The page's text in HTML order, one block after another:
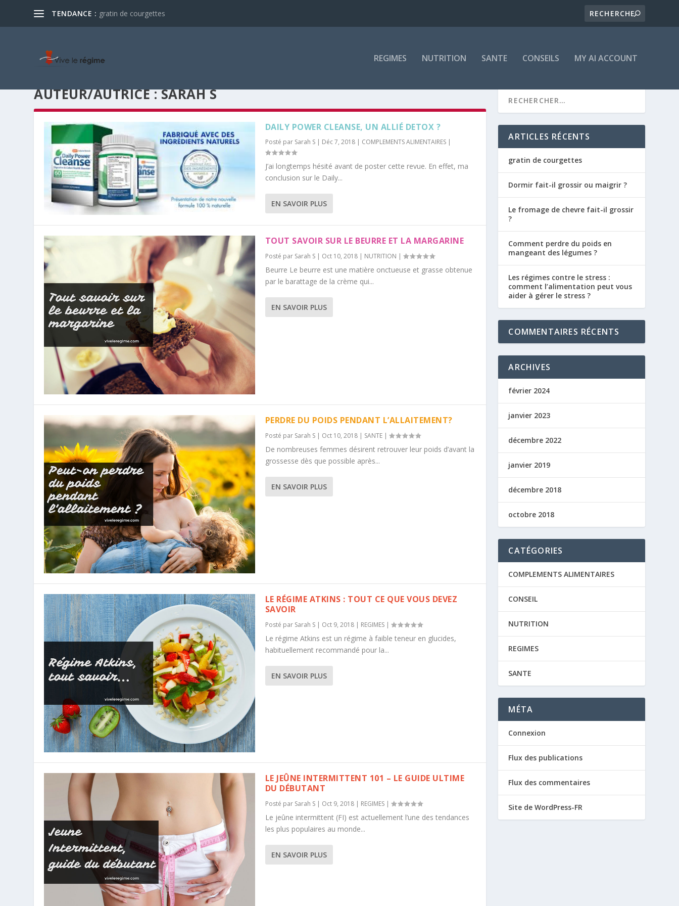
TENDANCE : gratin de courgettes
REGIMES NUTRITION SANTE CONSEILS MY AI ACCOUNT
AUTEUR/AUTRICE :SARAH S
DAILY POWER CLEANSE, UN ALLIÉ DETOX ?
Posté par Sarah S| Déc 7, 2018| COMPLEMENTS ALIMENTAIRES|
J’ai longtemps hésité avant de poster cette revue. En effet, ma
conclusion sur le Daily...
EN SAVOIR PLUS
TOUT SAVOIR SUR LE BEURRE ET LA MARGARINE
Posté par Sarah S| Oct 10, 2018| NUTRITION |
Beurre Le beurre est une matière onctueuse et grasse obtenue
par le barattage de la crème qui...
EN SAVOIR PLUS
PERDRE DU POIDS PENDANT L’ALLAITEMENT?
Posté par Sarah S| Oct 10, 2018| SANTE|
De nombreuses femmes désirent retrouver leur poids d’avant la
grossesse dès que possible après...
EN SAVOIR PLUS
LE RÉGIME ATKINS : TOUT CE QUE VOUS DEVEZ
SAVOIR
Posté par Sarah S| Oct 9, 2018| REGIMES|
Le régime Atkins est un régime à faible teneur en glucides,
habituellement recommandé pour la...
EN SAVOIR PLUS
LE JEÛNE INTERMITTENT 101 – LE GUIDE ULTIME
DU DÉBUTANT
Posté par Sarah S| Oct 9, 2018| REGIMES|
Le jeûne intermittent (FI) est actuellement l’une des tendances
les plus populaires au monde...
EN SAVOIR PLUS
ARTICLES RÉCENTS
gratin de courgettes
Dormir fait-il grossir ou maigrir ?
Le fromage de chevre fait-il grossir
?
Comment perdre du poids en
mangeant des légumes ?
Les régimes contre le stress :
comment l’alimentation peut vous
aider à gérer le stress ?
COMMENTAIRES RÉCENTS
ARCHIVES
février 2024
janvier 2023
décembre 2022
janvier 2019
décembre 2018
octobre 2018
CATÉGORIES
COMPLEMENTS ALIMENTAIRES
CONSEIL
NUTRITION
REGIMES
SANTE
MÉTA
Connexion
Flux des publications
Flux des commentaires
Site de WordPress-FR